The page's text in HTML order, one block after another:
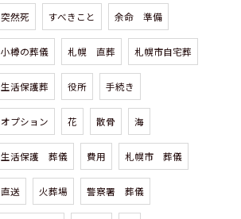
突然死 すべきこと 余命 準備
小樽の葬儀 札幌 直葬 札幌市自宅葬
生活保護葬 役所 手続き
オプション 花 散骨 海
生活保護 葬儀 費用 札幌市 葬儀
直送 火葬場 警察署 葬儀